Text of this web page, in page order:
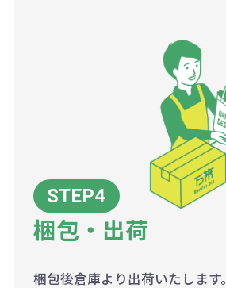
梱包・出荷
梱包後倉庫より出荷いたします。